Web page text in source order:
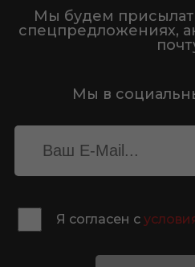
Мы будем
спецпредложениях,
Мы в
Я согласен с